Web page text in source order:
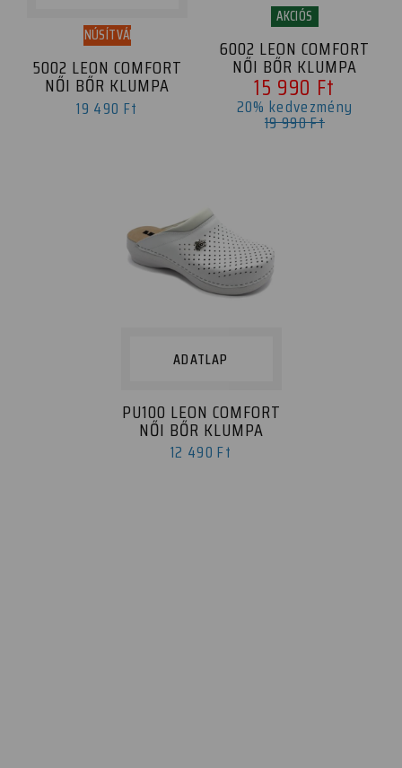
TANÚSÍTVÁNY
5002 LEON COMFORT
NŐI BŐR KLUMPA
19 490 Ft
AKCIÓS
6002 LEON COMFORT
NŐI BŐR KLUMPA
15 990 Ft
20% kedvezmény
19 990 Ft
ADATLAP
PU100 LEON COMFORT
NŐI BŐR KLUMPA
12 490 Ft